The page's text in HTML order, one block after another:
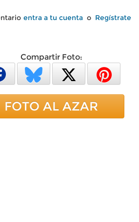
entra a tu cuenta o Regístrate
Compartir Foto:
FOTO AL AZAR